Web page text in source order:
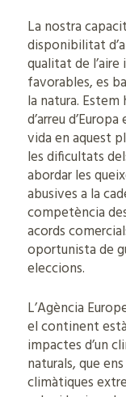
La nostra
disponibilitat
qualitat de
favorables, es
la natura.
d’arreu
vida en aquest
les dificultats
abordar les
abusives a la
competència
acords
oportunista de
eleccions.
L’Agència
el continent
impactes d’un
naturals, que
climàtiques